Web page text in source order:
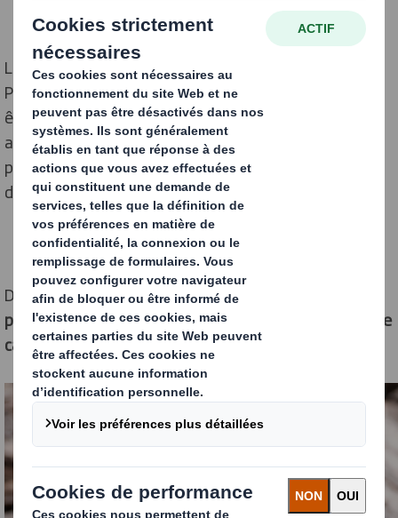
Le carton en est une, surtout pour les emballages.
Pourtant, dans les faits, la question du plastique doit
être nuancée. S’il est indispensable de trouver des
alternatives à l’emballage plastique, ce dernier
présente tout de même des avantages qui le rendent
difficile (mais pas impossible) à remplacer.
Dans cet article,on fait le point sur les emballages
plastiques, l’alternative intéressante que représente le
carton et ses limites.